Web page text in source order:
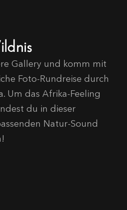
Gallery und komm mit
Foto-Rundreise durch
Um das Afrika-Feeling
du in dieser
Natur-Sound